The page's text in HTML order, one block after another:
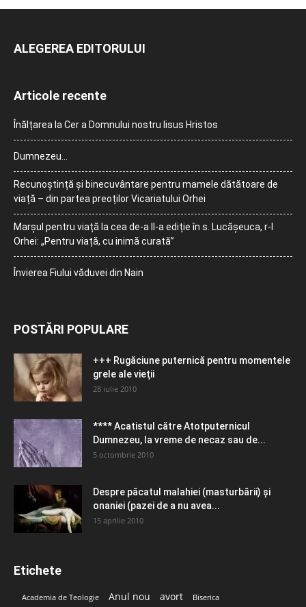
ALEGEREA EDITORULUI
Articole recente
Înălțarea la Cer a Domnului nostru Iisus Hristos
Dumnezeu…
Recunoștință și binecuvântare pentru mamele dătătoare de
viață – din partea preoților Vicariatului Orhei
Marșul pentru viață la cea de-a II-a ediție în s. Lucășeuca, r-l
Orhei: „Pentru viață, cu inimă curată”
Învierea Fiului văduvei din Nain
POSTĂRI POPULARE
+++ Rugăciune puternică pentru momentele
grele ale vieţii
28 iulie 2010
**** Acatistul către Atotputernicul
Dumnezeu, la vreme de necaz sau de...
5 octombrie 2010
Despre păcatul malahiei (masturbării) şi
onaniei (pazei de a nu avea...
15 aprilie 2010
Etichete
Academia de Teologie Anul nou avort Biserica